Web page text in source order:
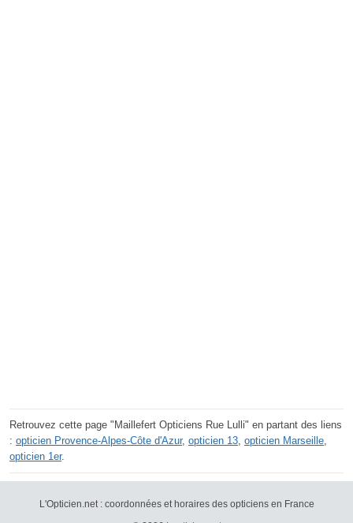
Retrouvez cette page "Maillefert Opticiens Rue Lulli" en partant des liens
: opticien Provence-Alpes-Côte d'Azur, opticien 13 opticien Marseille
opticien 1er.
L'Opticien.net : coordonnées et horaires des opticiens en France